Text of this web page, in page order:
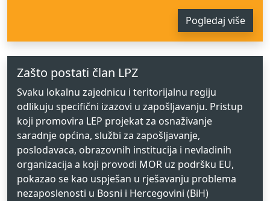
Pogledaj više
Zašto postati član LPZ
Svaku lokalnu zajednicu i teritorijalnu regiju
odlikuju specifični izazovi u zapošljavanju. Pristup
koji promovira LEP projekat za osnaživanje
saradnje općina, službi za zapošljavanje,
poslodavaca, obrazovnih institucija i nevladinih
organizacija a koji provodi MOR uz podršku EU,
pokazao se kao uspješan u rješavanju problema
nezaposlenosti u Bosni i Hercegovini (BiH)